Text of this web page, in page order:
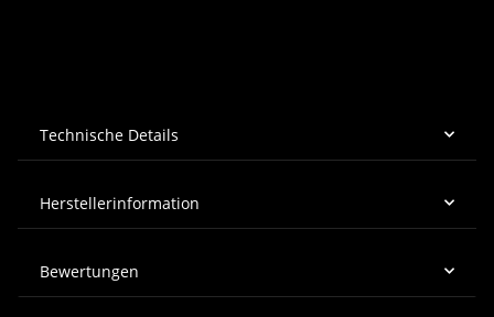
Technische Details
Herstellerinformation
Bewertungen